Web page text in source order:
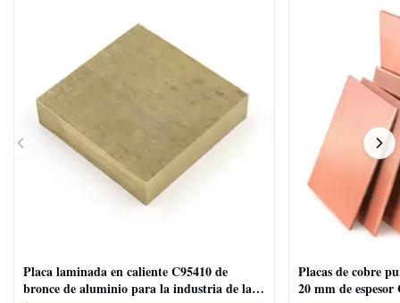
Placa laminada en caliente C95410 de
bronce de aluminio para la industria de la
Placas de cobre
20 mm de espesor